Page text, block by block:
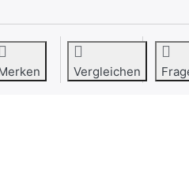
Vergleichen